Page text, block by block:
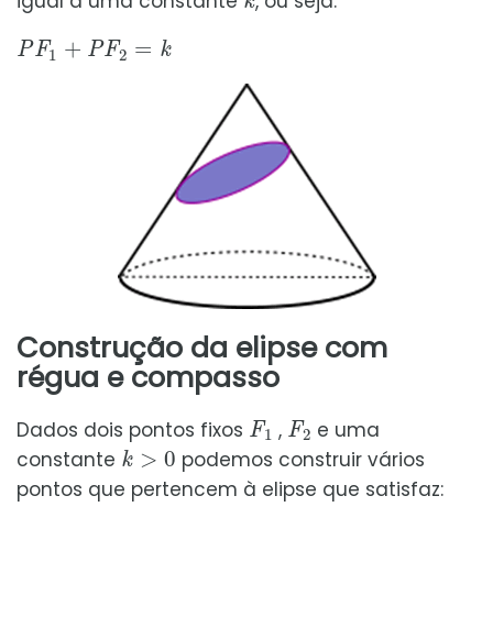
PF1+ F2=
Construção da elipse com
régua e compasso
Dados dois pontos fixos
F1
,
F2
e uma
constante
k>0
podemos construir vários
pontos que pertencem à elipse que satisfaz: